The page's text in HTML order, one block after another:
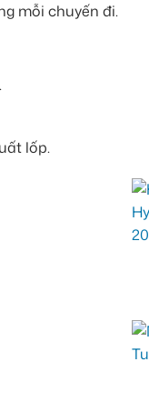
mỗi chuyến đi.
lốp.